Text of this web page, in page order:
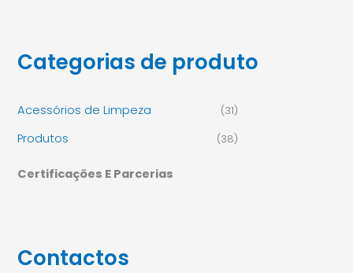
Categorias de produto
Acessórios de Limpeza (31)
Produtos (38)
Certificações E Parcerias
Contactos